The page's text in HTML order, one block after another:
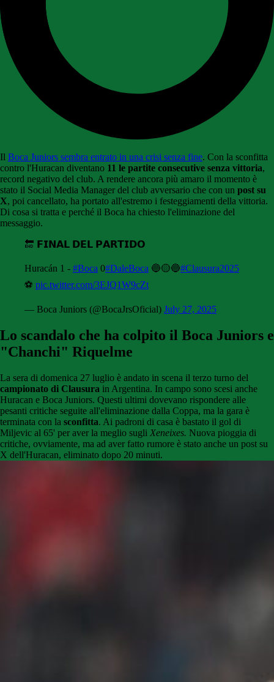
Il Boca Juniors sembra entrato in una crisi senza fine. Con la sconfitta
contro l'Huracan diventano 11 le partite consecutive senza vittoria,
record negativo del club. A rendere ancora più amaro il momento è
stato il Social Media Manager del club avversario che con un post su
X, poi cancellato, ha portato all'estremo i festeggiamenti della vittoria.
Di cosa si tratta e perché il Boca ha chiesto l'eliminazione del
messaggio.
🔚 𝗙𝗜𝗡𝗔𝗟 𝗗𝗘𝗟 𝗣𝗔𝗥𝗧𝗜𝗗𝗢
Huracán 1 - #Boca 0#DaleBoca 🔵🟡🔵#Clausura2025
⚽️ pic.twitter.com/3EJQ1W9cZt
— Boca Juniors (@BocaJrsOficial) July 27, 2025
Lo scandalo che ha colpito il Boca Juniors e
"Chanchi" Riquelme
La sera di domenica 27 luglio è andato in scena il terzo turno del
campionato di Clausura in Argentina. In campo sono scesi anche
Huracan e Boca Juniors. Questi ultimi dovevano rispondere alle
pesanti critiche seguite all'eliminazione dalla Coppa, ma la gara è
terminata con la sconfitta. Ai padroni di casa è bastato il gol di
Miljevic al 65' per aver la meglio sugli Xeneixes. Nuova pioggia di
critiche, ovviamente, ma ad aver fatto rumore è stato anche un post su
X dell'Huracan, eliminato dopo 20 minuti.